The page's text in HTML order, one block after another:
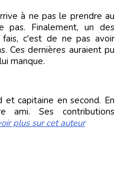
à ne pas le prendre au
pas. Finalement, un des
c'est de ne pas avoir
Ces dernières auraient pu
manque.
et capitaine en second. En
ami. Ses contributions
plus sur cet auteur